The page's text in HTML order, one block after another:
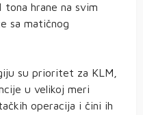
tona hrane na svim
sa matičnog
su prioritet za KLM,
u velikoj meri
operacija i čini ih